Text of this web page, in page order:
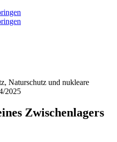
Naturschutz und nukleare
2025
Zwischenlagers